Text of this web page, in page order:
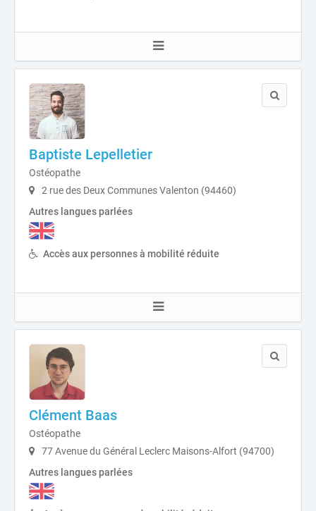
Baptiste Lepelletier
Ostéopathe
2 rue des Deux Communes Valenton (94460)
Autres langues parlées
Accès aux personnes à mobilité réduite
Clément Baas
Ostéopathe
77 Avenue du Général Leclerc Maisons-Alfort (94700)
Autres langues parlées